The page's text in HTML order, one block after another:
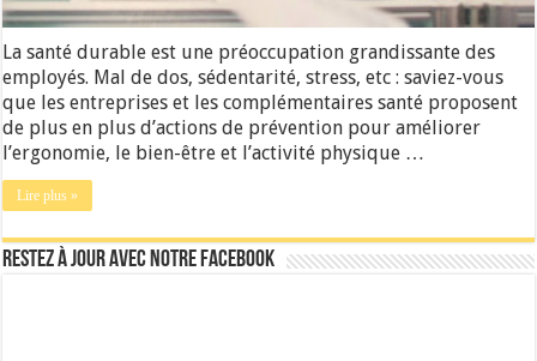
La santé durable est une préoccupation grandissante des
employés. Mal de dos, sédentarité, stress, etc : saviez-vous
que les entreprises et les complémentaires santé proposent
de plus en plus d’actions de prévention pour améliorer
l’ergonomie, le bien-être et l’activité physique …
Lire plus »
Restez à jour avec notre Facebook